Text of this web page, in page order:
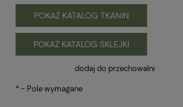
POKAŻ KATALOG TKANIN
POKAŻ KATALOG SKLEJKI
dodaj do przechowalni
*- Pole wymagane